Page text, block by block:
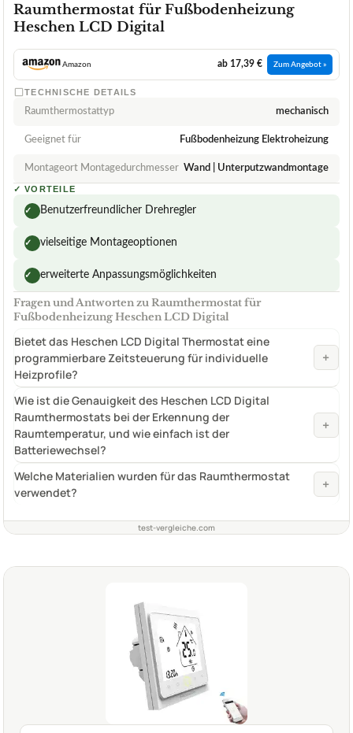
Raumthermostat für Fußbodenheizung
Heschen LCD Digital
Amazon ab 17,39 € Zum Angebot »
TECHNISCHE DETAILS
Raumthermostattyp mechanisch
Geeignet für Fußbodenheizung Elektroheizung
Montageort Montagedurchmesser Wand | Unterputzwandmontage
✓ VORTEILE
✓ Benutzerfreundlicher Drehregler
✓ vielseitige Montageoptionen
✓ erweiterte Anpassungsmöglichkeiten
Fragen und Antworten zu Raumthermostat für
Fußbodenheizung Heschen LCD Digital
Bietet das Heschen LCD Digital Thermostat eine
programmierbare Zeitsteuerung für individuelle
Heizprofile?
+
Wie ist die Genauigkeit des Heschen LCD Digital
Raumthermostats bei der Erkennung der
Raumtemperatur, und wie einfach ist der
Batteriewechsel?
+
Welche Materialien wurden für das Raumthermostat
verwendet?
+
test-vergleiche.com